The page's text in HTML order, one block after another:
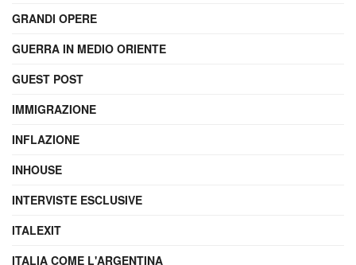
GRANDI OPERE
GUERRA IN MEDIO ORIENTE
GUEST POST
IMMIGRAZIONE
INFLAZIONE
INHOUSE
INTERVISTE ESCLUSIVE
ITALEXIT
ITALIA COME L'ARGENTINA